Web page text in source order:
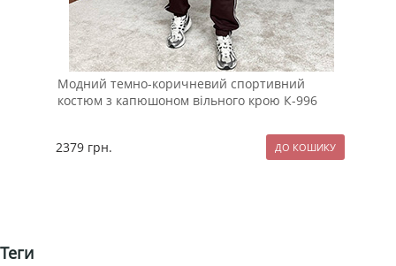
Модний темно-коричневий спортивний
костюм з капюшоном вільного крою К-996
2379 грн.
Теги